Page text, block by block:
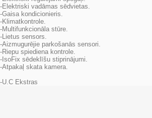
-Elektriski vadāmas sēdvietas.
-Gaisa kondicionieris.
-Klimatkontrole.
-Multifunkcionāla stūre.
-Lietus sensors.
-Aizmugurējie parkošanās sensori.
-Riepu spiediena kontrole.
-IsoFix sēdeklīšu stiprinājumi.
-Atpakaļ skata kamera.
-U.C Ekstras